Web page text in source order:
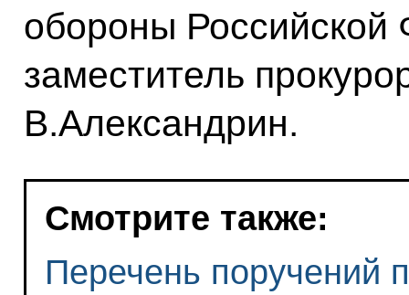
обороны
заместитель
В.Александрин.
Смотрите также:
Перечень поручений